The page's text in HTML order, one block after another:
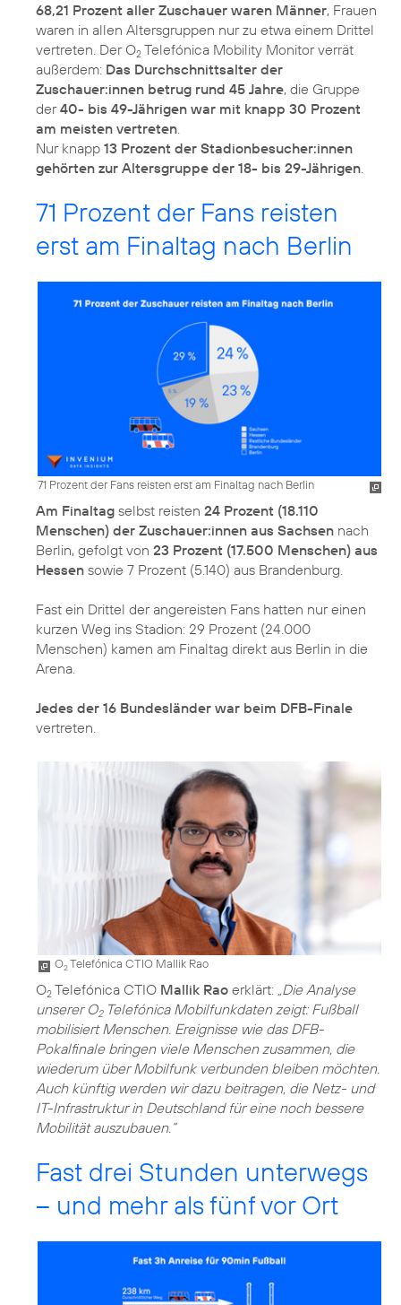
68,21 Prozent aller Zuschauer waren Männer, Frauen
waren in allen Altersgruppen nur zu etwa einem Drittel
vertreten. Der O2 Telefónica Mobility Monitor verrät
außerdem: Das Durchschnittsalter der
Zuschauer:innen betrug rund 45 Jahre, die Gruppe
der40- bis 49-Jährigen war mit knapp 30 Prozent
am meisten vertreten.
Nur knapp 13 Prozent der Stadionbesucher:innen
gehörten zur Altersgruppe der 18- bis 29-Jährigen
71 Prozent der Fans reisten
erst am Finaltag nach Berlin
71 Prozent der Fans reisten erst am Finaltag nach Berlin
Am Finaltag selbst reisten 24 Prozent (18.110
Menschen) der Zuschauer:innen aus Sachsen nach
Berlin, gefolgt von 23 Prozent (17.500 Menschen) aus
Hessen sowie 7 Prozent (5.140) aus Brandenburg.
Fast ein Drittel der angereisten Fans hatten nur einen
kurzen Weg ins Stadion: 29 Prozent (24.000
Menschen) kamen am Finaltag direkt aus Berlin in die
Arena.
Jedes der 16 Bundesländer war beim DFB-Finale
vertreten.
O2Telefónica CTIO Mallik Rao
O2 Telefónica CTIO Mallik Rao erklärt: „Die Analyse
unserer O2Telefónica Mobilfunkdaten zeigt: Fußball
mobilisiert Menschen. Ereignisse wie das DFB-
Pokalfinale bringen viele Menschen zusammen, die
wiederum über Mobilfunk verbunden bleiben möchten.
Auch künftig werden wir dazu beitragen, die Netz- und
IT-Infrastruktur in Deutschland für eine noch bessere
Mobilität auszubauen.“
Fast drei Stunden unterwegs
– und mehr als fünf vor Ort